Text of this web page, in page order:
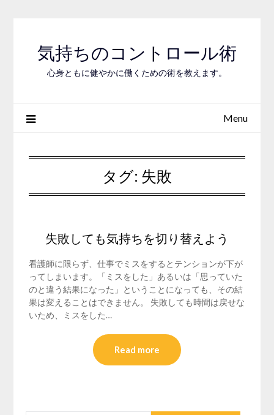
気持ちのコントロール術
心身ともに健やかに働くための術を教えます。
Menu
タグ: 失敗
失敗しても気持ちを切り替えよう
看護師に限らず、仕事でミスをするとテンションが下が
ってしまいます。「ミスをした」あるいは「思っていた
のと違う結果になった」ということになっても、その結
果は変えることはできません。 失敗しても時間は戻せな
いため、ミスをした…
Read more